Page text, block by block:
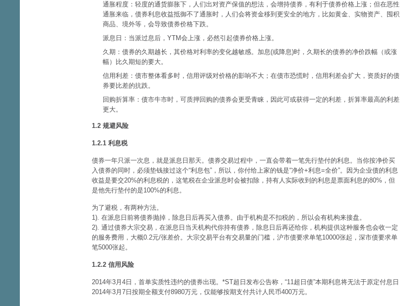
通胀程度：轻度的通货膨胀下，人们出对资产保值的想法，会增持债券，有利于债券价格上涨；但在恶性
通胀来临，债券利息收益抵御不了通胀时，人们会将资金移到更安全的地方，比如黄金、实物资产、囤积
商品、境外等，会导致债券价格下跌。
派息日：当派过息后，YTM会上涨，必然引起债券价格上涨。
久期：债券的久期越长，其价格对利率的变化越敏感。加息(或降息)时，久期长的债券的净价跌幅（或涨
幅）比久期短的要大。
信用利差：债市整体看多时，信用评级对价格的影响不大；在债市恐慌时，信用利差会扩大，资质好的债
券要比差的抗跌。
回购折算率：债市牛市时，可质押回购的债券会更受青睐，因此可或获得一定的利差，折算率最高的利差
更大。
1.2 规避风险
1.2.1 利息税
债券一年只派一次息，就是派息日那天。债券交易过程中，一直会带着一笔先行垫付的利息。当你按净价买
入债券的同时，必须垫钱接过这个“利息包”，所以，你付给上家的钱是“净价+利息=全价”。因为企业债的利息
收益是要交20%的利息税的，这笔税在企业派息时会被扣除，持有人实际收到的利息是票面利息的80%，但
是他先行垫付的是100%的利息。
为了避税，有两种方法。
1). 在派息日前将债券抛掉，除息日后再买入债券。由于机构是不扣税的，所以会有机构来接盘。
2). 通过债券大宗交易，在派息日当天机构代你持有债券，除息日后再还给你，机构提供这种服务也会收一定
的服务费用，大概0.2元/张差价。大宗交易平台有交易量的门槛，沪市债要求单笔10000张起，深市债要求单
笔5000张起。
1.2.2 信用风险
2014年3月4日，首单实质性违约的债券出现。*ST超日发布公告称，“11超日债”本期利息将无法于原定付息日
2014年3月7日按期全额支付8980万元，仅能够按期支付共计人民币400万元。